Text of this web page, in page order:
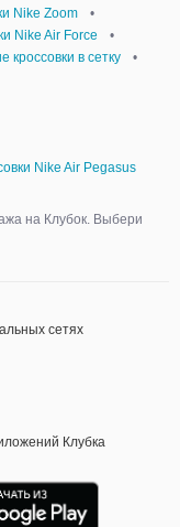
Nike Zoom
•
Nike Air Force
•
кроссовки в сетку
•
Nike Air Pegasus
на Клубок. Выбери
сетях
Клубка